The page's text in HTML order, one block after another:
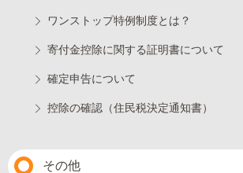
ワンストップ特例制度とは？
寄付金控除に関する証明書について
確定申告について
控除の確認（住民税決定通知書）
その他